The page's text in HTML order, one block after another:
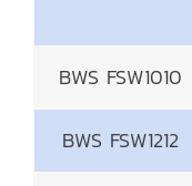
BWS FSW1010
BWS FSW1212